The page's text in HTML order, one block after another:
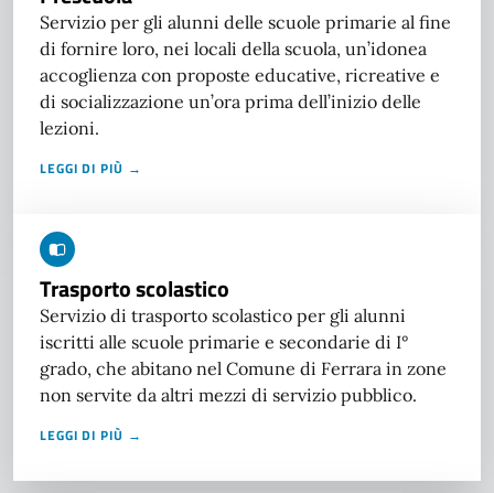
Servizio per gli alunni delle scuole primarie al fine
di fornire loro, nei locali della scuola, un’idonea
accoglienza con proposte educative, ricreative e
di socializzazione un’ora prima dell’inizio delle
lezioni.
LEGGI DI PIÙ →
Trasporto scolastico
Servizio di trasporto scolastico per gli alunni
iscritti alle scuole primarie e secondarie di I°
grado, che abitano nel Comune di Ferrara in zone
non servite da altri mezzi di servizio pubblico.
LEGGI DI PIÙ →